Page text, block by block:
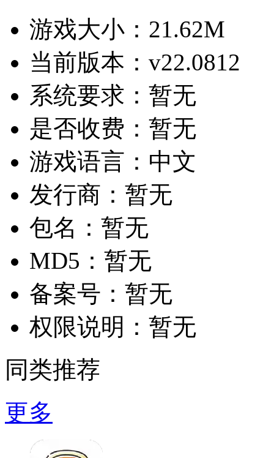
游戏大小： 21.62M
当前版本： v22.0812
系统要求： 暂无
是否收费： 暂无
游戏语言： 中文
发行商： 暂无
包名： 暂无
MD5： 暂无
备案号： 暂无
权限说明： 暂无
同类推荐
更多